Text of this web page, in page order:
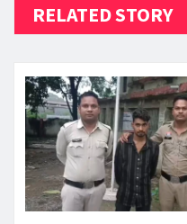
RELATED STORY